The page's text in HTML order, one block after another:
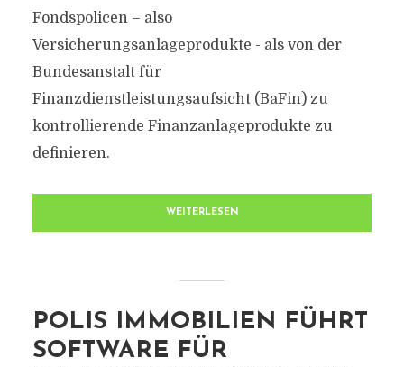
Fondspolicen – also
Versicherungsanlageprodukte - als von der
Bundesanstalt für
Finanzdienstleistungsaufsicht (BaFin) zu
kontrollierende Finanzanlageprodukte zu
definieren.
WEITERLESEN
POLIS IMMOBILIEN FÜHRT
SOFTWARE FÜR